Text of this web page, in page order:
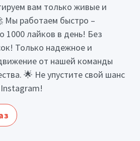
вам только живые и
Мы работаем быстро –
1000 лайков в день! Без
Только надежное и
от нашей команды
🌟 Не упустите свой шанс